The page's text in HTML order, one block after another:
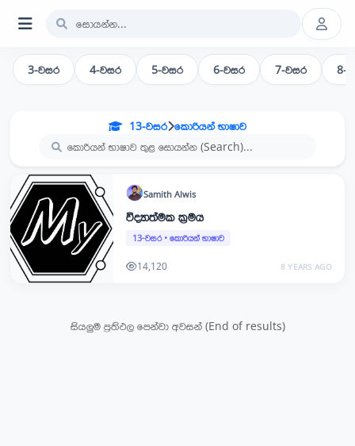
3-වසර 4-වසර 5-වසර 6-වසර 7-වසර 8-
13-වසර කොරියන් භාෂාව
Samith Alwis
විද්‍යාත්මක ක්‍රමය
13-වසර• කොරියන් භාෂාව
14,120 8 YEARS AGO
සියලුම ප්‍රතිඵල පෙන්වා අවසන් (End of results)